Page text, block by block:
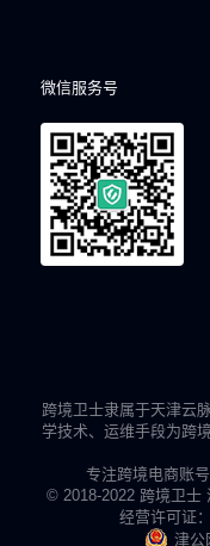
微信服务号
跨境卫士隶属于天津云
学技术、运维手段为跨
专注跨境电商账
© 2018-2022 跨境卫士
经营许可证
津公